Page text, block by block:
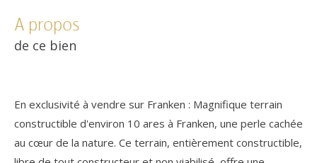
a propos
de ce bien
En exclusivité à vendre sur Franken : Magnifique terrain
constructible d'environ 10 ares à Franken, une perle cachée
au cœur de la nature. Ce terrain, entièrement constructible,